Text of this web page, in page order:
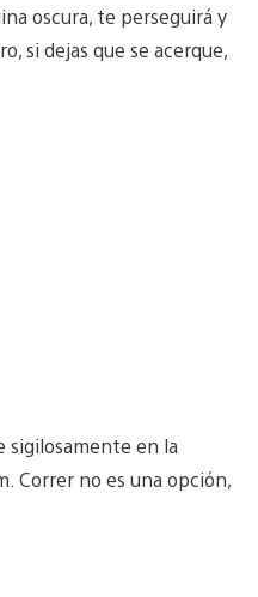
oscura, te perseguirá y
si dejas que se acerque,
sigilosamente en la
Correr no es una opción,